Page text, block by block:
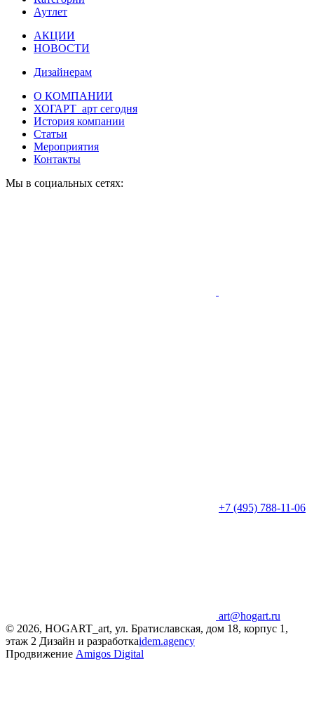
Аутлет
АКЦИИ
НОВОСТИ
Дизайнерам
О КОМПАНИИ
ХОГАРТ_арт сегодня
История компании
Статьи
Мероприятия
Контакты
Мы в социальных сетях:
+7 (495) 788-11-06
art@hogart.ru
© 2026, HOGART_art, ул. Братиславская, дом 18, корпус 1,
этаж 2 Дизайн и разработкаidem.agency
Продвижение Amigos Digital